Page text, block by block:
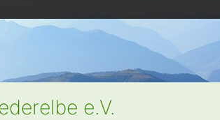
e.V.